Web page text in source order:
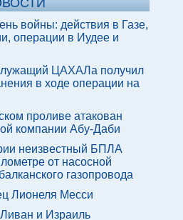
войны: действия в Газе,
операции в Иудее и
ЦАХАЛа получил
в ходе операции на
проливе атакован
компании Абу-Даби
неизвестный БПЛА
от насосной
газопровода
Лионеля Месси
и Израиль